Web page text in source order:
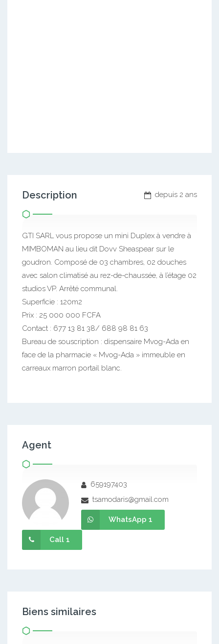
depuis 2 ans
Description
GTI SARL vous propose un mini Duplex à vendre à
MIMBOMAN au lieu dit Dovv Sheaspear sur le
goudron. Composé de 03 chambres, 02 douches
avec salon climatisé au rez-de-chaussée, à l’étage 02
studios VP. Arrêté communal.
Superficie : 120m2
Prix : 25 000 000 FCFA
Contact : 677 13 81 38/ 688 98 81 63
Bureau de souscription : dispensaire Mvog-Ada en
face de la pharmacie « Mvog-Ada » immeuble en
carreaux marron portail blanc.
Agent
659197403
tsamodaris@gmail.com
WhatsApp 1
Call 1
Biens similaires